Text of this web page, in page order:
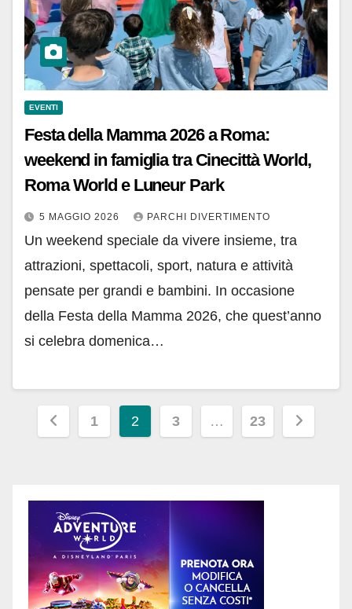
EVENTI
Festa della Mamma 2026 a Roma:
weekend in famiglia tra Cinecittà World,
Roma World e Luneur Park
5 MAGGIO 2026 PARCHI DIVERTIMENTO
Un weekend speciale da vivere insieme, tra
attrazioni, spettacoli, sport, natura e attività
pensate per grandi e bambini. In occasione
della Festa della Mamma 2026, che quest’anno
si celebra domenica…
Paginazione
1 2 3 … 23